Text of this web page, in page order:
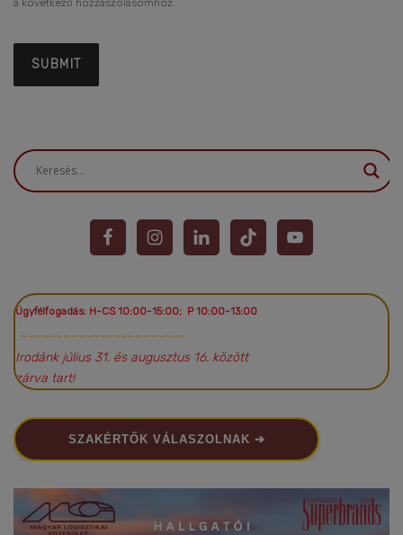
a következő hozzászólásomhoz.
Ügyfélfogadás: H-CS 10:00-15:00; P 10:00-13:00
~~~~~~~~~~~~~~~~~~~~~~~
Irodánk július 31. és augusztus 16. között
zárva tart!
SZAKÉRTŐK VÁLASZOLNAK ➔